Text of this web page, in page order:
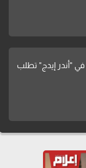
"أندر إيدج" تطلب